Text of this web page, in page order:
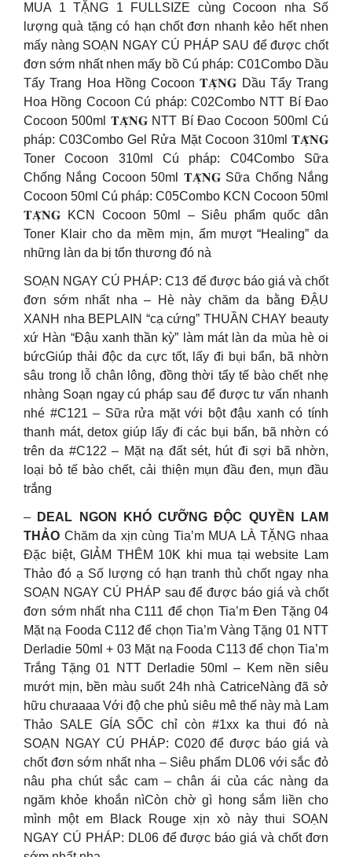
MUA 1 TẶNG 1 FULLSIZE cùng Cocoon nha Số
lượng quà tặng có hạn chốt đơn nhanh kẻo hết nhen
mấy nàng SOẠN NGAY CÚ PHÁP SAU để được chốt
đơn sớm nhất nhen mấy bồ Cú pháp: C01Combo Dầu
Tẩy Trang Hoa Hồng Cocoon 𝐓𝐀̣̆𝐍𝐆 Dầu Tẩy Trang
Hoa Hồng Cocoon Cú pháp: C02Combo NTT Bí Đao
Cocoon 500ml 𝐓𝐀̣̆𝐍𝐆 NTT Bí Đao Cocoon 500ml Cú
pháp: C03Combo Gel Rửa Mặt Cocoon 310ml 𝐓𝐀̣̆𝐍𝐆
Toner Cocoon 310ml Cú pháp: C04Combo Sữa
Chống Nắng Cocoon 50ml 𝐓𝐀̣̆𝐍𝐆 Sữa Chống Nắng
Cocoon 50ml Cú pháp: C05Combo KCN Cocoon 50ml
𝐓𝐀̣̆𝐍𝐆 KCN Cocoon 50ml – Siêu phẩm quốc dân
Toner Klair cho da mềm mịn, ẩm mượt “Healing” da
những làn da bị tổn thương đó nà
SOẠN NGAY CÚ PHÁP: C13 để được báo giá và chốt
đơn sớm nhất nha – Hè này chăm da bằng ĐẬU
XANH nha BEPLAIN “cạ cứng” THUẦN CHAY beauty
xứ Hàn “Đậu xanh thần kỳ” làm mát làn da mùa hè oi
bứcGiúp thải độc da cực tốt, lấy đi bụi bẩn, bã nhờn
sâu trong lỗ chân lông, đồng thời tẩy tế bào chết nhẹ
nhàng Soạn ngay cú pháp sau để được tư vấn nhanh
nhé #C121 – Sữa rửa mặt với bột đậu xanh có tính
thanh mát, detox giúp lấy đi các bụi bẩn, bã nhờn có
trên da #C122 – Mặt nạ đất sét, hút đi sợi bã nhờn,
loại bỏ tế bào chết, cải thiện mụn đầu đen, mụn đầu
trắng
–
DEAL NGON KHÓ CƯỠNG ĐỘC QUYỀN LAM
THẢO Chăm da xịn cùng Tia’m MUA LÀ TẶNG nhaa
Đặc biệt, GIẢM THÊM 10K khi mua tại website Lam
Thảo đó ạ Số lượng có hạn tranh thủ chốt ngay nha
SOẠN NGAY CÚ PHÁP sau để được báo giá và chốt
đơn sớm nhất nha C111 để chọn Tia’m Đen Tặng 04
Mặt nạ Fooda C112 để chọn Tia’m Vàng Tặng 01 NTT
Derladie 50ml + 03 Mặt nạ Fooda C113 để chọn Tia’m
Trắng Tặng 01 NTT Derladie 50ml – Kem nền siêu
mướt mịn, bền màu suốt 24h nhà CatriceNàng đã sở
hữu chưaaaa Với độ che phủ siêu mê thế này mà Lam
Thảo SALE GÍA SỐC chỉ còn #1xx ka thui đó nà
SOẠN NGAY CÚ PHÁP: C020 để được báo giá và
chốt đơn sớm nhất nha – Siêu phẩm DL06 với sắc đỏ
nâu pha chút sắc cam – chân ái của các nàng da
ngăm khỏe khoắn nìCòn chờ gì hong sắm liền cho
mình một em Black Rouge xịn xò này thui SOẠN
NGAY CÚ PHÁP: DL06 để được báo giá và chốt đơn